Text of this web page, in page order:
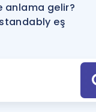
YÖKDİL'e
ve Kitaplara Özel
anlama gelir?
eş